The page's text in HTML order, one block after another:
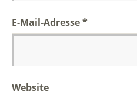
E-Mail-Adresse*
Website